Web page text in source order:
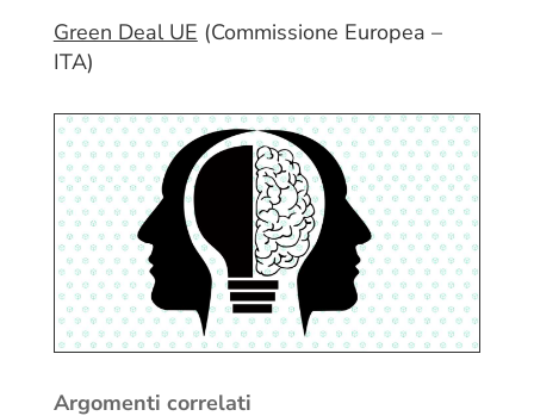
Green Deal UE (Commissione Europea –
ITA)
Argomenti correlati